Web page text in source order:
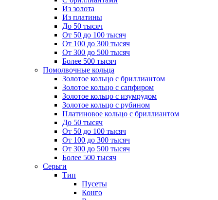
Из золота
Из платины
До 50 тысяч
От 50 до 100 тысяч
От 100 до 300 тысяч
От 300 до 500 тысяч
Более 500 тысяч
Помолвочные кольца
Золотое кольцо с бриллиантом
Золотое кольцо с сапфиром
Золотое кольцо с изумрудом
Золотое кольцо с рубином
Платиновое кольцо с бриллиантом
До 50 тысяч
От 50 до 100 тысяч
От 100 до 300 тысяч
От 300 до 500 тысяч
Более 500 тысяч
Серьги
Тип
Пусеты
Конго